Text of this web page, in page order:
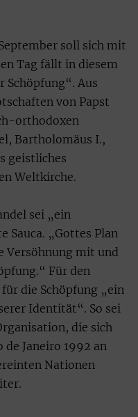
soll sich mit
Tag fällt in diesem
Schöpfung“. Aus
von Papst
orthodoxen
Bartholomäus I.,
geistliches
Weltkirche.
sei „ein
Sauca. „Gottes Plan
Versöhnung mit und
Für den
die Schöpfung „ein
Identität“. So sei
die sich
Janeiro 1992 an
Nationen